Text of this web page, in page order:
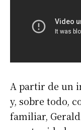
A partir de un
y, sobre todo,
familiar,